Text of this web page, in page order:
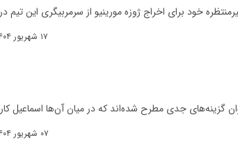
خود برای اخراج ژوزه مورینیو از سرمربیگری این تیم در
۱۷ شهریور ۱۴۰۴
گزینه‌های جدی مطرح شده‌اند که در میان آن‌ها اسماعیل
۰۷ شهریور ۱۴۰۴